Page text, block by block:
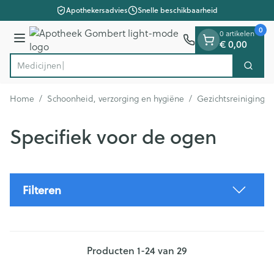
Ga naar de inhoudApothekersadvies Snelle beschikbaarheid
Menu
Product, merk, categorie... Zoek
0 artikelen
€ 0,00
0
Home / Schoonheid, verzorging en hygiëne / Gezichtsreiniging
Specifiek voor de ogen
Filteren
Producten 1-24van 29